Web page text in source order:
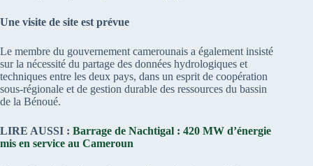
Une visite de site est prévue
Le membre du gouvernement camerounais a également insisté
sur la nécessité du partage des données hydrologiques et
techniques entre les deux pays, dans un esprit de coopération
sous-régionale et de gestion durable des ressources du bassin
de la Bénoué.
LIRE AUSSI : Barrage de Nachtigal : 420 MW d’énergie
mis en service au Cameroun